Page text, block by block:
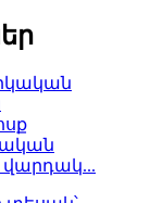
վարդակ...